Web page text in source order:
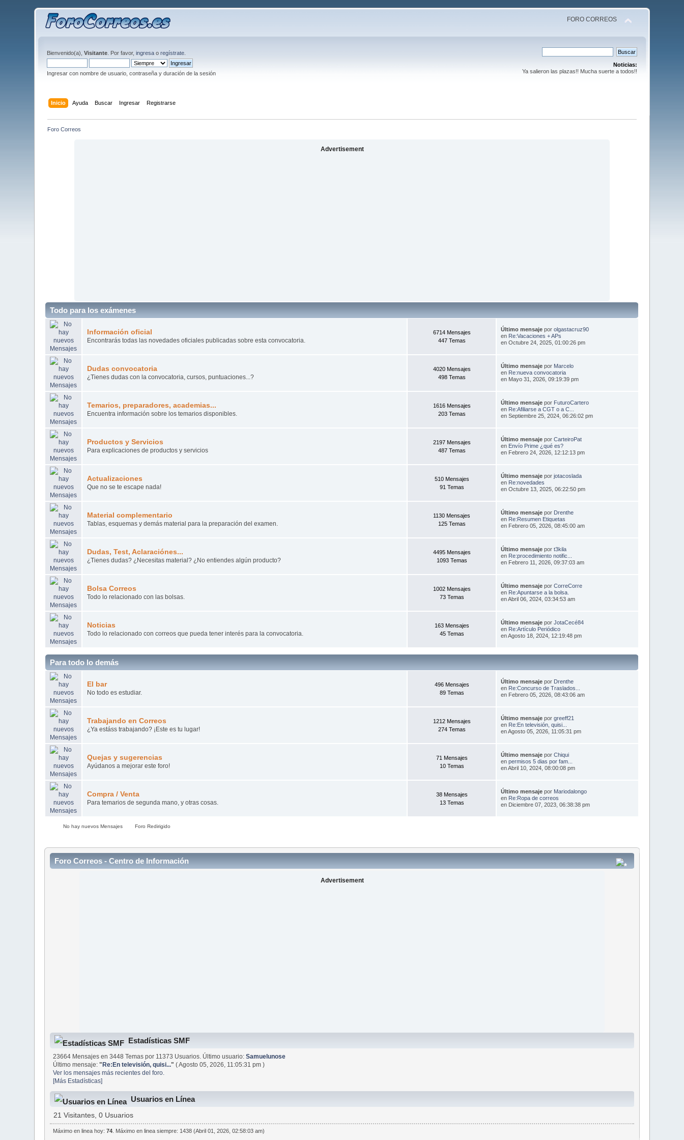
FORO CORREOS
Bienvenido(a),Visitante . Por favor,ingresa oregístrate
Ingresar con nombre de usuario, contraseña y duración de la sesión
Noticias:
Ya salieron las plazas!! Mucha suerte a todos!!
Inicio Ayuda Buscar Ingresar Registrarse
Foro Correos
Advertisement
Todo para los exámenes
Información oficial
Encontrarás todas las novedades oficiales publicadas sobre esta convocatoria.
6714 Mensajes
447 Temas
Último mensajepor olgastacruz90
en Re:Vacaciones + APs
en Octubre 24, 2025, 01:00:26 pm
Dudas convocatoria
¿Tienes dudas con la convocatoria, cursos, puntuaciones...?
4020 Mensajes
498 Temas
Último mensajepor Marcelo
en Re:nueva convocatoria
en Mayo 31, 2026, 09:19:39 pm
Temarios, preparadores, academias...
Encuentra información sobre los temarios disponibles.
1616 Mensajes
203 Temas
Último mensajepor FuturoCartero
en Re:Afiliarse a CGT o a C...
en Septiembre 25, 2024, 06:26:02 pm
Productos y Servicios
Para explicaciones de productos y servicios
2197 Mensajes
487 Temas
Último mensajepor CarteiroPat
en Envío Prime ¿qué es?
en Febrero 24, 2026, 12:12:13 pm
Actualizaciones
Que no se te escape nada!
510 Mensajes
91 Temas
Último mensajepor jotacoslada
en Re:novedades
en Octubre 13, 2025, 06:22:50 pm
Material complementario
Tablas, esquemas y demás material para la preparación del examen.
1130 Mensajes
125 Temas
Último mensajepor Drenthe
en Re:Resumen Etiquetas
en Febrero 05, 2026, 08:45:00 am
Dudas, Test, Aclaraciónes...
¿Tienes dudas? ¿Necesitas material? ¿No entiendes algún producto?
4495 Mensajes
1093 Temas
Último mensajepor t3kila
en Re:procedimiento notific...
en Febrero 11, 2026, 09:37:03 am
Bolsa Correos
Todo lo relacionado con las bolsas.
1002 Mensajes
73 Temas
Último mensajepor CorreCorre
en Re:Apuntarse a la bolsa.
en Abril 06, 2024, 03:34:53 am
Noticias
Todo lo relacionado con correos que pueda tener interés para la convocatoria.
163 Mensajes
45 Temas
Último mensajepor JotaCecé84
en Re:Artículo Periódico
en Agosto 18, 2024, 12:19:48 pm
Para todo lo demás
El bar
No todo es estudiar.
496 Mensajes
89 Temas
Último mensajepor Drenthe
en Re:Concurso de Traslados...
en Febrero 05, 2026, 08:43:06 am
Trabajando en Correos
¿Ya estáss trabajando? ¡Este es tu lugar!
1212 Mensajes
274 Temas
Último mensajepor greeff21
en Re:En televisión, quisi...
en Agosto 05, 2026, 11:05:31 pm
Quejas y sugerencias
Ayúdanos a mejorar este foro!
71 Mensajes
10 Temas
Último mensajepor Chiqui
en permisos 5 dias por fam...
en Abril 10, 2024, 08:00:08 pm
Compra / Venta
Para temarios de segunda mano, y otras cosas.
38 Mensajes
13 Temas
Último mensajepor Mariodalongo
en Re:Ropa de correos
en Diciembre 07, 2023, 06:38:38 pm
No hay nuevos Mensajes Foro Redirigido
Foro Correos - Centro de Información
Advertisement
Estadísticas SMF
23664 Mensajes en 3448 Temas por 11373 Usuarios. Último usuario:Samuelunose
Último mensaje:"Re:En televisión, quisi..." ( Agosto 05, 2026, 11:05:31 pm )
Ver los mensajes más recientes del foro.
[Más Estadísticas]
Usuarios en Línea
21 Visitantes, 0 Usuarios
Máximo en linea hoy: 74. Máximo en linea siempre: 1438 (Abril 01, 2026, 02:58:03 am)